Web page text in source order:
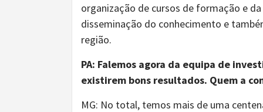
organização de cursos de formação e
disseminação do conhecimento e
região.
PA: Falemos agora da equipa de
existirem bons resultados. Quem a
MG: No total, temos mais de uma